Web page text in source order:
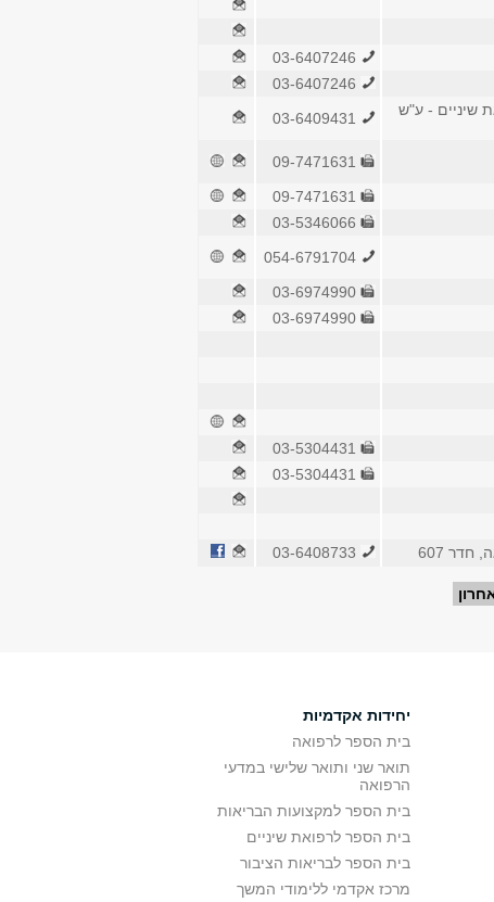
שיניים - ע"ש
607
יחידות אקדמיות
בית הספר לרפואה
תואר שני ותואר שלישי במדעי
הרפואה
בית הספר למקצועות הבריאות
בית הספר לרפואת שיניים
בית הספר לבריאות הציבור
מרכז אקדמי ללימודי המשך